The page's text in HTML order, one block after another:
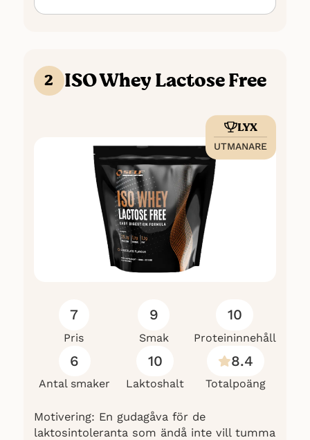
Köp
2 ISO Whey Lactose Free
LYX
UTMANARE
7
Pris
9
Smak
10
Proteininnehåll
6
Antal smaker
10
Laktoshalt
8.4
Totalpoäng
Motivering: En gudagåva för de
laktosintoleranta som ändå inte vill tumma